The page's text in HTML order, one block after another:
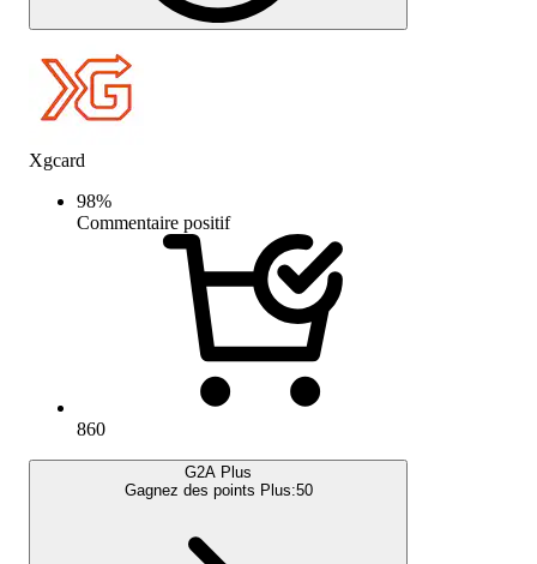
Xgcard
98%
Commentaire positif
860
G2A Plus
Gagnez des points Plus:50